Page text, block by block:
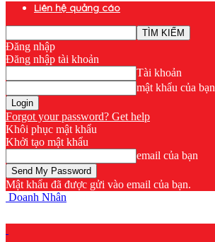
Liên hệ quảng cáo
Đăng nhập
Đăng nhập tài khoản
Tài khoản
mật khẩu của bạn
Forgot your password? Get help
Khôi phục mật khẩu
Khởi tạo mật khẩu
email của bạn
Mật khẩu đã được gửi vào email của bạn.
Doanh Nhân